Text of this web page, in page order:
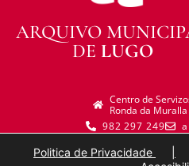
ARQUIVO
DE LUGO
Centro de
Ronda da
982 297 249
Politica de Privacidade